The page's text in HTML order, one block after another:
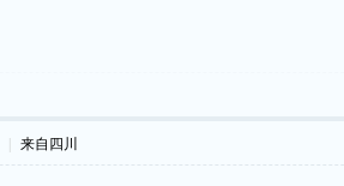
来自四川